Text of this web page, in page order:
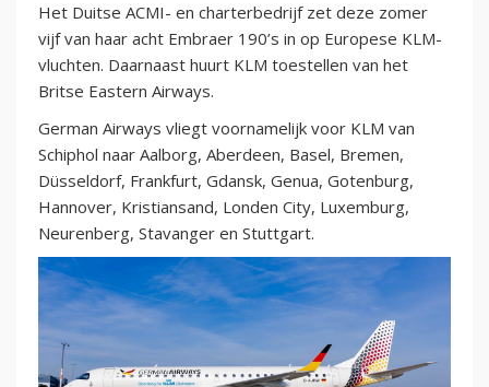
Het Duitse ACMI- en charterbedrijf zet deze zomer
vijf van haar acht Embraer 190’s in op Europese KLM-
vluchten. Daarnaast huurt KLM toestellen van het
Britse Eastern Airways.
German Airways vliegt voornamelijk voor KLM van
Schiphol naar Aalborg, Aberdeen, Basel, Bremen,
Düsseldorf, Frankfurt, Gdansk, Genua, Gotenburg,
Hannover, Kristiansand, Londen City, Luxemburg,
Neurenberg, Stavanger en Stuttgart.